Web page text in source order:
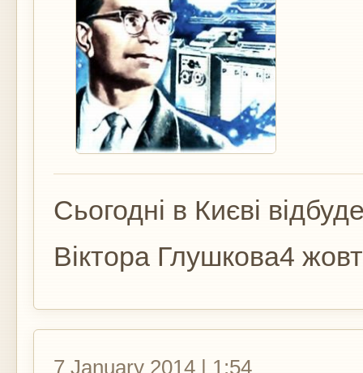
Сьогодні в Києві
Віктора Глушкова4
7 January 2014 | 1:54